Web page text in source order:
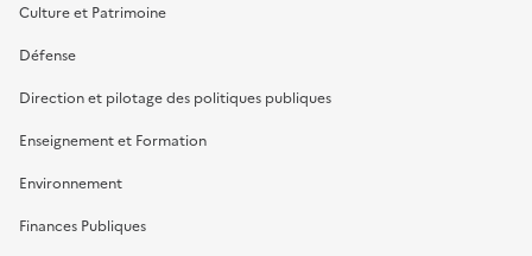
Culture et Patrimoine
Défense
Direction et pilotage des politiques publiques
Enseignement et Formation
Environnement
Finances Publiques